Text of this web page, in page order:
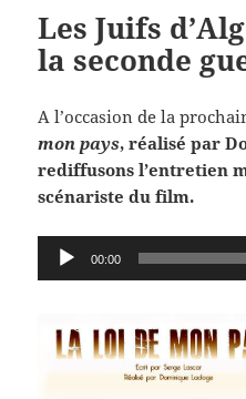
Les Juifs
la seconde
A l’occasion de la
mon pays, réalisé par
rediffusons l’entretien
scénariste du film.
Lecteur
audio
00:00